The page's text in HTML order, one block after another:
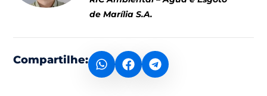
de Marília S.A.
Compartilhe: